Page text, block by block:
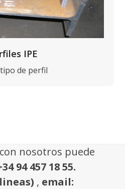
IPE
de perfil
nosotros puede
94 457 18 55.
, email: